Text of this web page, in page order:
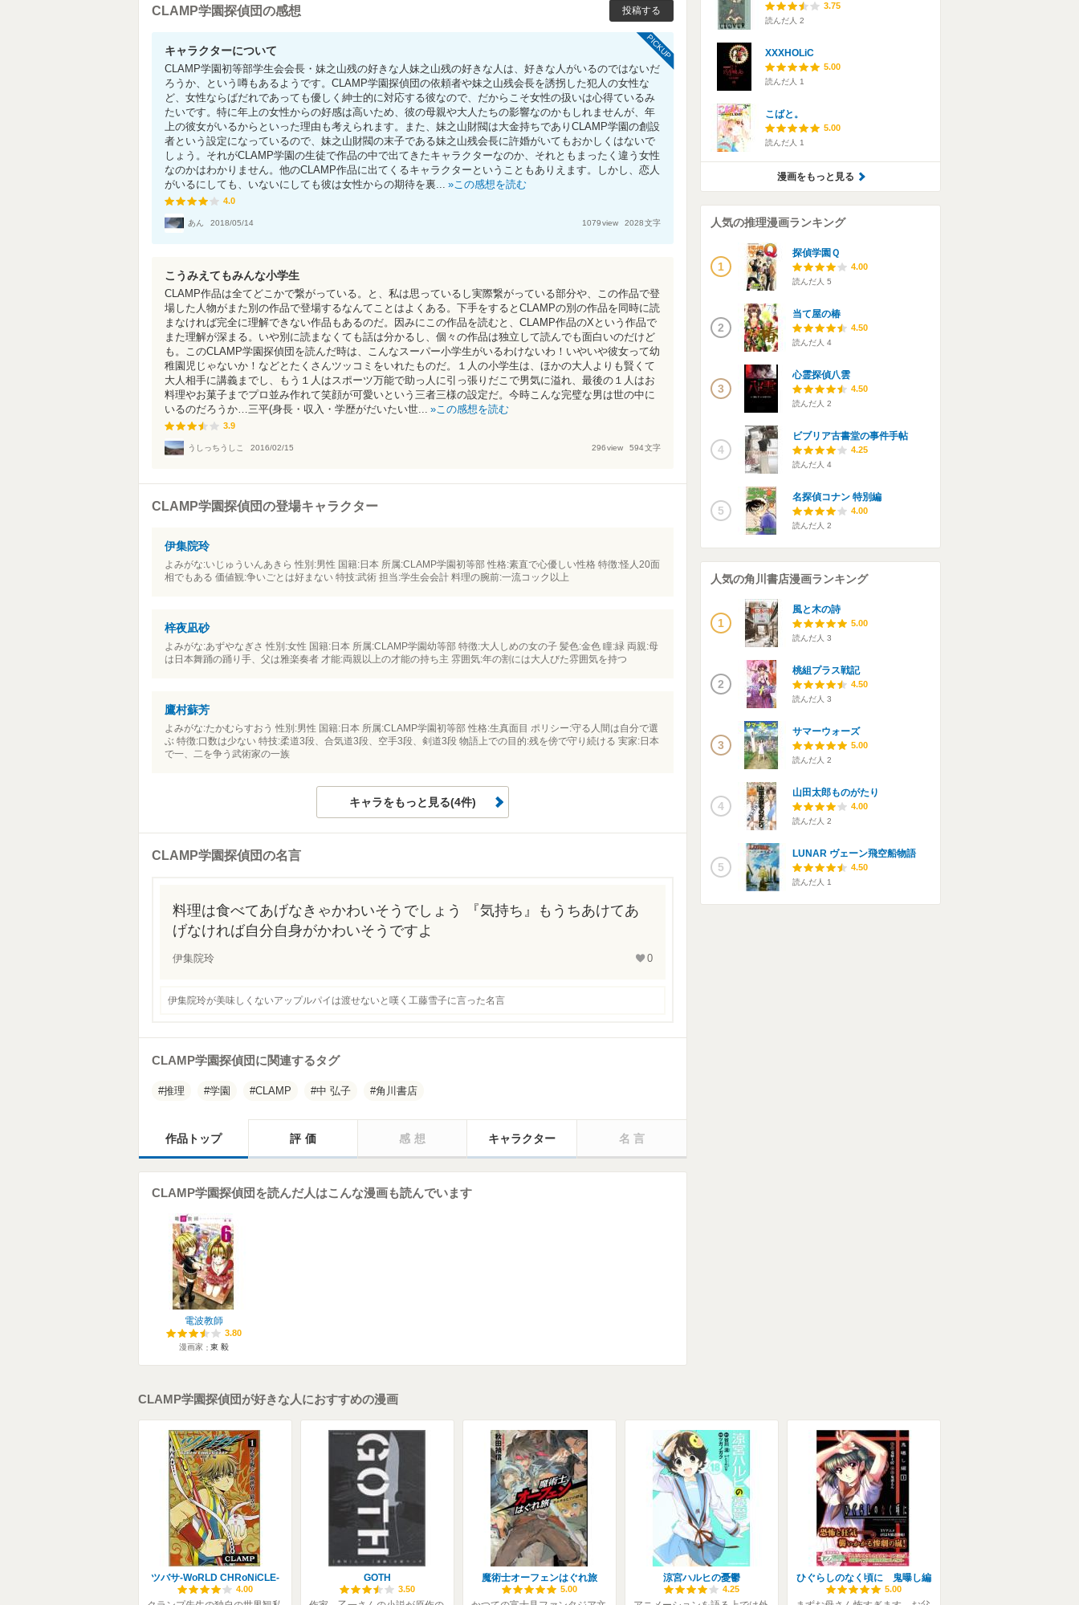
CLAMP学園探偵団の感想 投稿する
キャラクターについて
CLAMP学園初等部学生会会長・妹之山残の好きな人妹之山残の好きな人は、好きな人がいるのではないだ
ろうか、という噂もあるようです。CLAMP学園探偵団の依頼者や妹之山残会長を誘拐した犯人の女性な
ど、女性ならばだれであっても優しく紳士的に対応する彼なので、だからこそ女性の扱いは心得ているみ
たいです。特に年上の女性からの好感は高いため、彼の母親や大人たちの影響なのかもしれませんが、年
上の彼女がいるからといった理由も考えられます。また、妹之山財閥は大金持ちでありCLAMP学園の創設
者という設定になっているので、妹之山財閥の末子である妹之山残会長に許婚がいてもおかしくはないで
しょう。それがCLAMP学園の生徒で作品の中で出てきたキャラクターなのか、それともまったく違う女性
なのかはわかりません。他のCLAMP作品に出てくるキャラクターということもありえます。しかし、恋人
がいるにしても、いないにしても彼は女性からの期待を裏...
この感想を読む
4.0
4.0
あん 2018/05/14 1079view 2028文字
PICKUP
こうみえてもみんな小学生
CLAMP作品は全てどこかで繋がっている。と、私は思っているし実際繋がっている部分や、この作品で登
場した人物がまた別の作品で登場するなんてことはよくある。下手をするとCLAMPの別の作品を同時に読
まなければ完全に理解できない作品もあるのだ。因みにこの作品を読むと、CLAMP作品のXという作品で
また理解が深まる。いや別に読まなくても話は分かるし、個々の作品は独立して読んでも面白いのだけど
も。このCLAMP学園探偵団を読んだ時は、こんなスーパー小学生がいるわけないわ！いやいや彼女って幼
稚園児じゃないか！などとたくさんツッコミをいれたものだ。１人の小学生は、ほかの大人よりも賢くて
大人相手に講義までし、もう１人はスポーツ万能で助っ人に引っ張りだこで男気に溢れ、最後の１人はお
料理やお菓子までプロ並み作れて笑顔が可愛いという三者三様の設定だ。今時こんな完璧な男は世の中に
いるのだろうか…三平(身長・収入・学歴がだいたい世...
この感想を読む
3.9
3.9
うしっちうしこ 2016/02/15 296view 594文字
CLAMP学園探偵団の登場キャラクター
伊集院玲
よみがな:いじゅういんあきら 性別:男性 国籍:日本 所属:CLAMP学園初等部 性格:素直で心優しい性格 特徴:怪人20面
相でもある 価値観:争いごとは好まない 特技:武術 担当:学生会会計 料理の腕前:一流コック以上
梓夜凪砂
よみがな:あずやなぎさ 性別:女性 国籍:日本 所属:CLAMP学園幼等部 特徴:大人しめの女の子 髪色:金色 瞳:緑 両親:母
は日本舞踊の踊り手、父は雅楽奏者 才能:両親以上の才能の持ち主 雰囲気:年の割には大人びた雰囲気を持つ
鷹村蘇芳
よみがな:たかむらすおう 性別:男性 国籍:日本 所属:CLAMP学園初等部 性格:生真面目 ポリシー:守る人間は自分で選
ぶ 特徴:口数は少ない 特技:柔道3段、合気道3段、空手3段、剣道3段 物語上での目的:残を傍で守り続ける 実家:日本
で一、二を争う武術家の一族
キャラをもっと見る(4件)
CLAMP学園探偵団の名言
料理は食べてあげなきゃかわいそうでしょう 『気持ち』もうちあけてあ
げなければ自分自身がかわいそうですよ
伊集院玲 0
伊集院玲が美味しくないアップルパイは渡せないと嘆く工藤雪子に言った名言
CLAMP学園探偵団に関連するタグ
推理 学園 CLAMP 中 弘子 角川書店
作品トップ 評価 感想 キャラクター 名言
CLAMP学園探偵団を読んだ人はこんな漫画も読んでいます
電波教師
3.80
3.80
漫画家 東 毅
3.75
読んだ人 2
XXXHOLiC
5.00
読んだ人 1
こばと。
5.00
読んだ人 1
漫画をもっと見る
人気の推理漫画ランキング
1
探偵学園Ｑ
4.00
読んだ人 5
2
当て屋の椿
4.50
読んだ人 4
3
心霊探偵八雲
4.50
読んだ人 2
4
ビブリア古書堂の事件手帖
4.25
読んだ人 4
5
名探偵コナン 特別編
4.00
読んだ人 2
人気の角川書店漫画ランキング
1
風と木の詩
5.00
読んだ人 3
2
桃組プラス戦記
4.50
読んだ人 3
3
サマーウォーズ
5.00
読んだ人 2
4
山田太郎ものがたり
4.00
読んだ人 2
5
LUNAR ヴェーン飛空船物語
4.50
読んだ人 1
CLAMP学園探偵団が好きな人におすすめの漫画
ツバサ-WoRLD CHRoNiCLE-
4.00
GOTH
3.50
魔術士オーフェンはぐれ旅
5.00
涼宮ハルヒの憂鬱
4.25
ひぐらしのなく頃に 鬼曝し編
5.00